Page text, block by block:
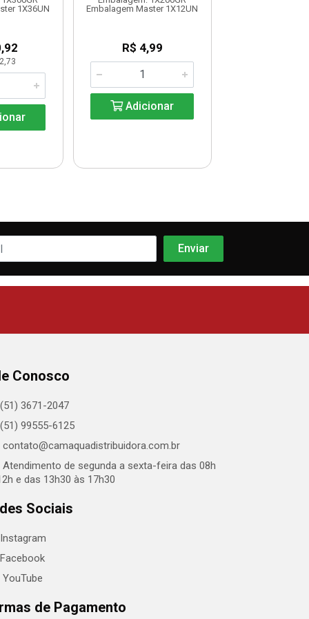
1X36UN
Embalagem Master 1X12UN
R$ 4,99
Adicionar
Conosco
(51) 3671-2047
(51) 99555-6125
contato@camaquadistribuidora.com.br
Atendimento de segunda a sexta-feira das 08h
e das 13h30 às 17h30
Sociais
Instagram
Facebook
YouTube
de Pagamento